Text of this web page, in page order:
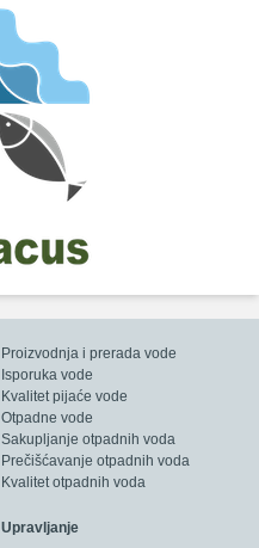
Proizvodnja i prerada vode
Isporuka vode
Kvalitet pijaće vode
Otpadne vode
Sakupljanje otpadnih voda
Prečišćavanje otpadnih voda
Kvalitet otpadnih voda
Upravljanje